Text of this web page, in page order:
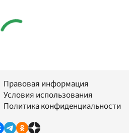
Правовая информация
Условия использования
Политика конфиденциальности